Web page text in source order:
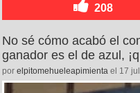
208
No sé cómo acabó el
ganador es el de azul,
por elpitomehueleapimienta el 17